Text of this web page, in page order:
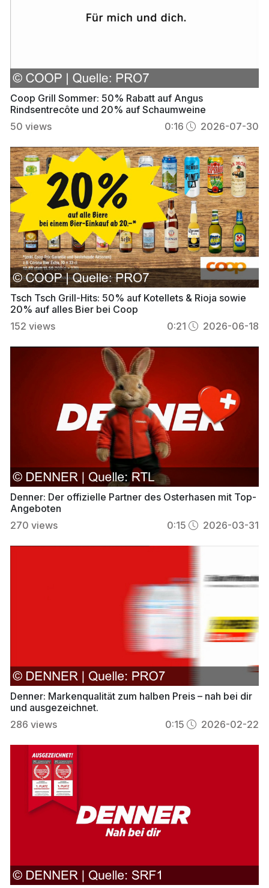
Coop Grill Sommer: 50% Rabatt auf Angus
Rindsentrecôte und 20% auf Schaumweine
50 views 0:16 2026-07-30
Tsch Tsch Grill-Hits: 50% auf Kotellets & Rioja sowie
20% auf alles Bier bei Coop
152 views 0:21 2026-06-18
Denner: Der offizielle Partner des Osterhasen mit Top-
Angeboten
270 views 0:15 2026-03-31
Denner: Markenqualität zum halben Preis – nah bei dir
und ausgezeichnet.
286 views 0:15 2026-02-22